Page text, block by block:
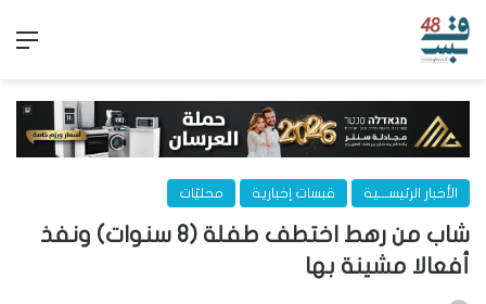
الأخبار الرئيســـية قبسات إخبارية محليّات
شاب من رهط اختطف طفلة (8 سنوات) ونفذ
أفعالا مشينة بها